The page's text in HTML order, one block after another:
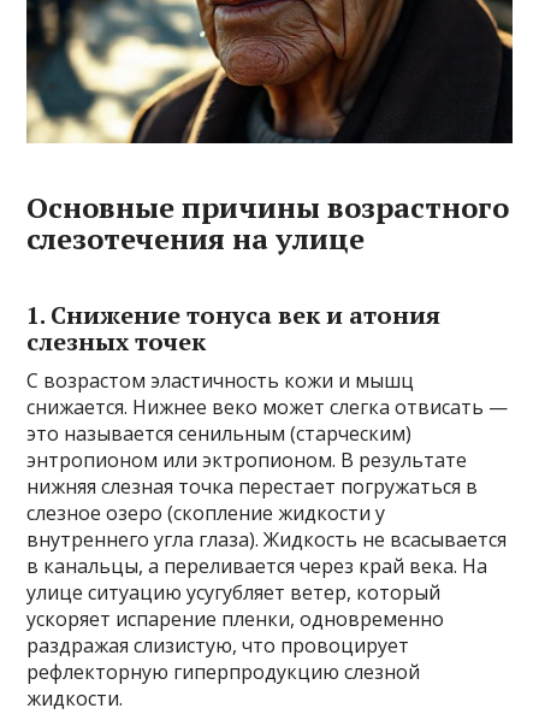
Основные причины возрастного
слезотечения на улице
1. Снижение тонуса век и атония
слезных точек
С возрастом эластичность кожи и мышц
снижается. Нижнее веко может слегка отвисать —
это называется сенильным (старческим)
энтропионом или эктропионом. В результате
нижняя слезная точка перестает погружаться в
слезное озеро (скопление жидкости у
внутреннего угла глаза). Жидкость не всасывается
в канальцы, а переливается через край века. На
улице ситуацию усугубляет ветер, который
ускоряет испарение пленки, одновременно
раздражая слизистую, что провоцирует
рефлекторную гиперпродукцию слезной
жидкости.